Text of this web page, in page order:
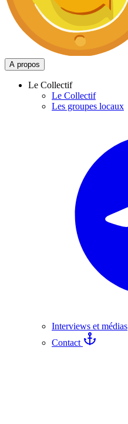
A propos
Le Collectif
Le Collectif
Les groupes locaux
Interviews et médias
Contact